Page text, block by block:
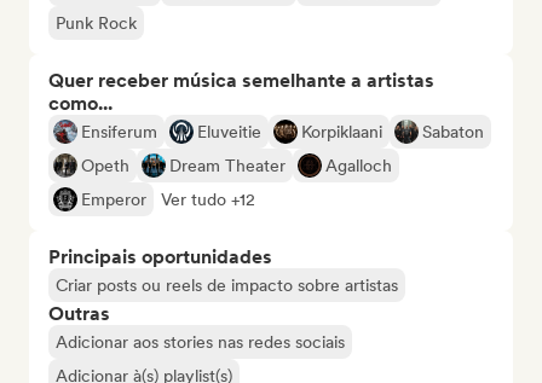
Punk Rock
Quer receber música semelhante a artistas
como...
Ensiferum Eluveitie Korpiklaani
Sabaton
Opeth
Dream Theater
Agalloch
Emperor
Ver tudo +12
Principais oportunidades
Criar posts ou reels de impacto sobre artistas
Outras
Adicionar aos stories nas redes sociais
Adicionar à(s) playlist(s)